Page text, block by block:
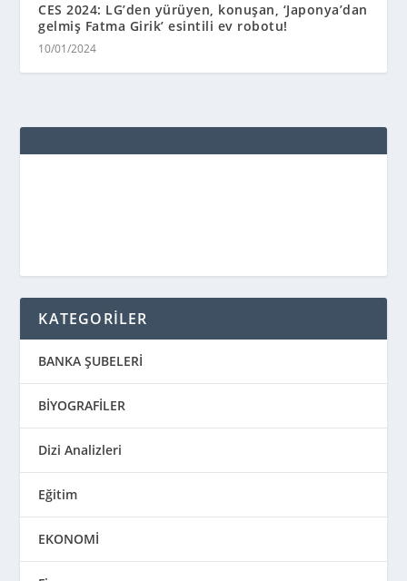
CES 2024: LG’den yürüyen, konuşan, ‘Japonya’dan
gelmiş Fatma Girik’ esintili ev robotu!
10/01/2024
KATEGORİLER
BANKA ŞUBELERİ
BİYOGRAFİLER
Dizi Analizleri
Eğitim
EKONOMİ